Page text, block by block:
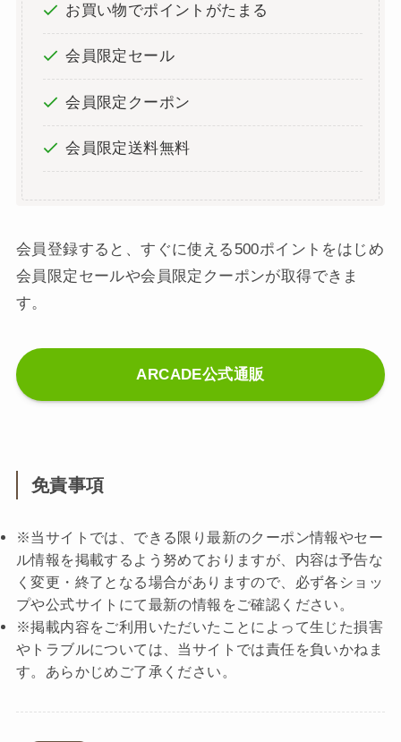
お買い物でポイントがたまる
会員限定セール
会員限定クーポン
会員限定送料無料
会員登録すると、すぐに使える500ポイントをはじめ
会員限定セールや会員限定クーポンが取得できま
す。
ARCADE公式通販
免責事項
※当サイトでは、できる限り最新のクーポン情報やセー
ル情報を掲載するよう努めておりますが、内容は予告な
く変更・終了となる場合がありますので、必ず各ショッ
プや公式サイトにて最新の情報をご確認ください。
※掲載内容をご利用いただいたことによって生じた損害
やトラブルについては、当サイトでは責任を負いかねま
す。あらかじめご了承ください。